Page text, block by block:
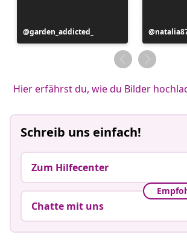
Beitrag
veröffentlicht
garden_addicted_
Beitrag
von
Hier erfährst du, wie du Bilder
Schreib uns einfach!
Zum Hilfecenter
Chatte mit uns